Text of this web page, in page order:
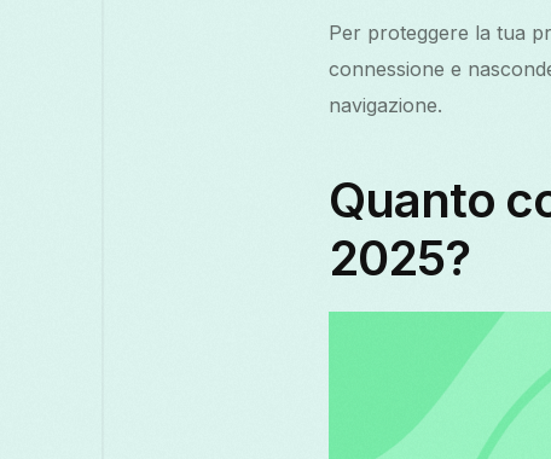
Per proteggere la tua
connessione e
navigazione.
Quanto
2025?